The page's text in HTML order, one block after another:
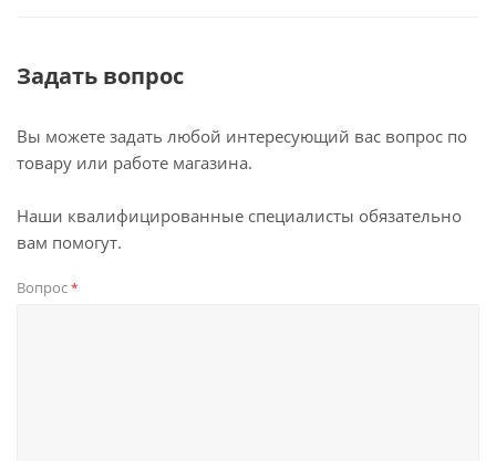
Задать вопрос
Вы можете задать любой интересующий вас вопрос по
товару или работе магазина.
Наши квалифицированные специалисты обязательно
вам помогут.
Вопрос*